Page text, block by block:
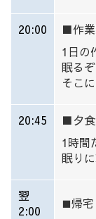
20:00
■作
1日の
眠るぞ
そこ
20:45 ■夕
1時間
眠り
翌
2:00
■帰宅